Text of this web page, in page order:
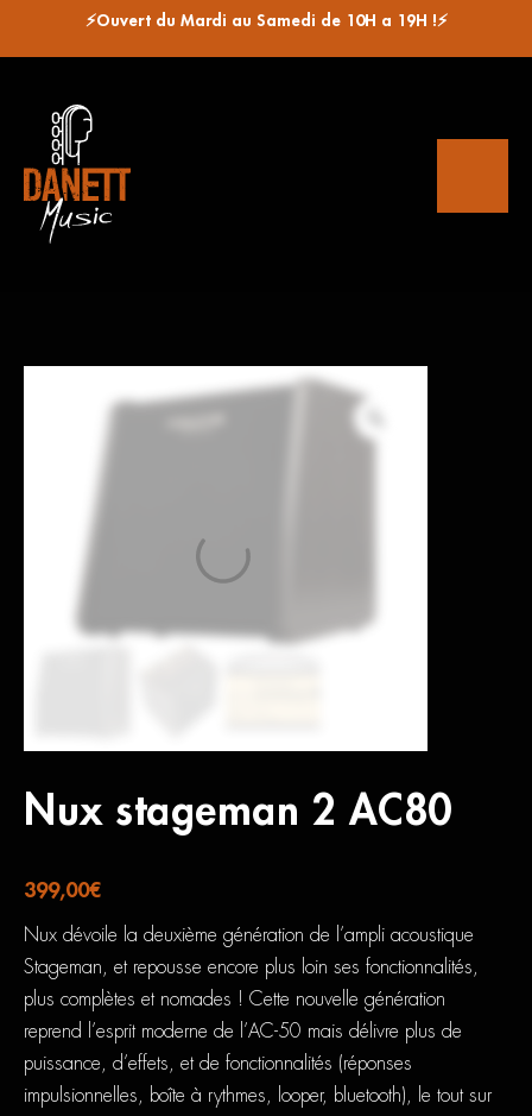
⚡Ouvert du Mardi au Samedi de 10H a 19H !⚡
Nux stageman 2 AC80
399,00€
Nux dévoile la deuxième génération de l’ampli acoustique
Stageman, et repousse encore plus loin ses fonctionnalités,
plus complètes et nomades ! Cette nouvelle génération
reprend l’esprit moderne de l’AC-50 mais délivre plus de
puissance, d’effets, et de fonctionnalités (réponses
impulsionnelles, boîte à rythmes, looper, bluetooth), le tout sur